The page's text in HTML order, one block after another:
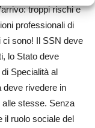
troppi rischi e
professionali di
ci sono! Il SSN deve
lo Stato deve
Specialità al
deve rivedere in
stesse. Senza
il ruolo sociale del